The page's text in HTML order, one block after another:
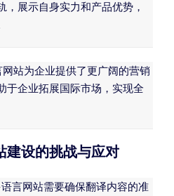
，展示自身实力和产品优势，
网站为企业提供了更广阔的营销
于企业拓展国际市场，实现全
建设的挑战与应对
语言网站需要确保翻译内容的准